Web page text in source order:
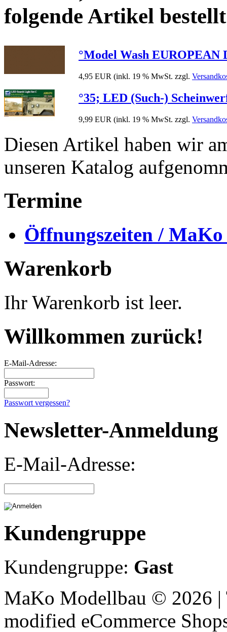
folgende Artikel
°Model Wash EUROPEAN
4,95 EUR (inkl. 19 % MwSt. zzgl.
°35; LED (Such-)
9,99 EUR (inkl. 19 % MwSt. zzgl.
Diesen Artikel haben wir
unseren Katalog
Termine
Öffnungszeiten /
Warenkorb
Ihr Warenkorb ist leer.
Willkommen zurück!
E-Mail-Adresse:
Passwort:
Passwort vergessen?
Newsletter-Anmeldung
E-Mail-Adresse:
Kundengruppe
Kundengruppe: Gast
MaKo Modellbau © 2026
modified eCommerce